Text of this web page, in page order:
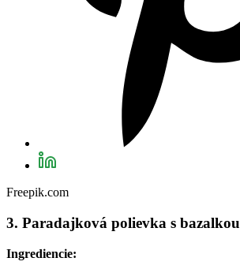
Freepik.com
3. Paradajková polievka s bazalkou
Ingrediencie: